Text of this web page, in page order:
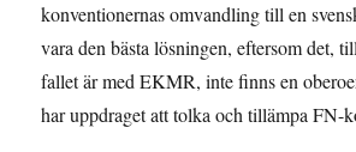
konventionernas omvandling till en
vara den bästa lösningen, eftersom det,
fallet är med EKMR, inte finns en
har uppdraget att tolka och tillämpa FN-